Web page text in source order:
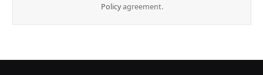
Policyagreement.